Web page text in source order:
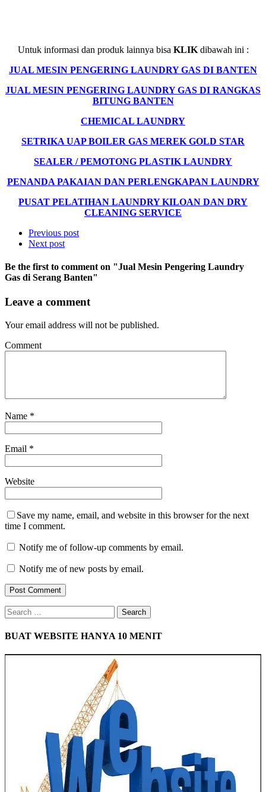
Untuk informasi dan produk lainnya bisa KLIKdibawah ini :
JUAL MESIN PENGERING LAUNDRY GAS DI BANTEN
JUAL MESIN PENGERING LAUNDRY GAS DI RANGKAS
BITUNG BANTEN
CHEMICAL LAUNDRY
SETRIKA UAP BOILER GAS MEREK GOLD STAR
SEALER / PEMOTONG PLASTIK LAUNDRY
PENANDA PAKAIAN DAN PERLENGKAPAN LAUNDRY
PUSAT PELATIHAN LAUNDRY KILOAN DAN DRY
CLEANING SERVICE
Previous post
Next post
Be the first to comment on "Jual Mesin Pengering Laundry
Gas di Serang Banten"
Leave a comment
Your email address will not be published.
Comment
Name *
Email *
Website
Save my name, email, and website in this browser for the next
time I comment.
Notify me of follow-up comments by email.
Notify me of new posts by email.
Search
for:
BUAT WEBSITE HANYA 10 MENIT